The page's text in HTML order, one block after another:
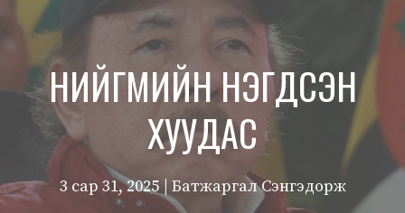
НИЙГМИЙН НЭГДСЭН
ХУУДАС
3 сар 31, 2025 | Батжаргал Сэнгэдорж